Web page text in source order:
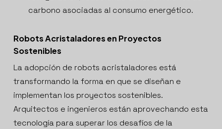
carbono asociadas al consumo energético.
Robots Acristaladores en Proyectos
Sostenibles
La adopción de robots acristaladores está
transformando la forma en que se diseñan e
implementan los proyectos sostenibles.
Arquitectos e ingenieros están aprovechando esta
tecnología para superar los desafíos de la